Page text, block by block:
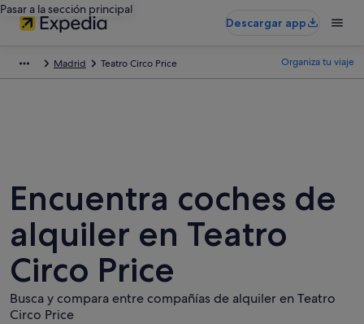
Pasar a la sección principal
Descargar app
Madrid Teatro Circo Price Organiza tu viaje
Encuentra coches de
alquiler en Teatro
Circo Price
Busca y compara entre compañías de alquiler en Teatro
Circo Price